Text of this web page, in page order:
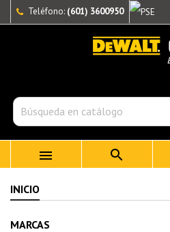
Teléfono: (601) 3600950
 
INICIO
MARCAS